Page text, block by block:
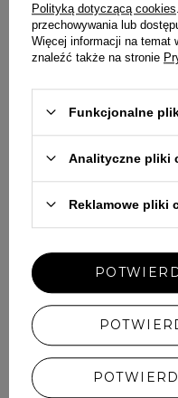
+
+
Polityką dotyczącą cookies
przechowywania lub
Więcej informacji na temat
znaleźć także na stronie
Funkcjonalne
Analityczne pliki
Reklamowe pliki